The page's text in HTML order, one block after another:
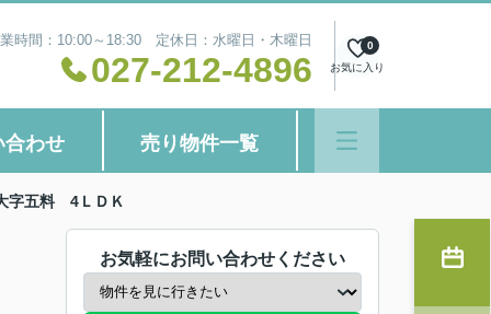
時間：10:00～18:30 定休日：水曜日・木曜日
027-212-4896 お気に入り
0
合わせ 売り物件一覧
字五料 4ＬＤＫ
お気軽にお問い合わせください